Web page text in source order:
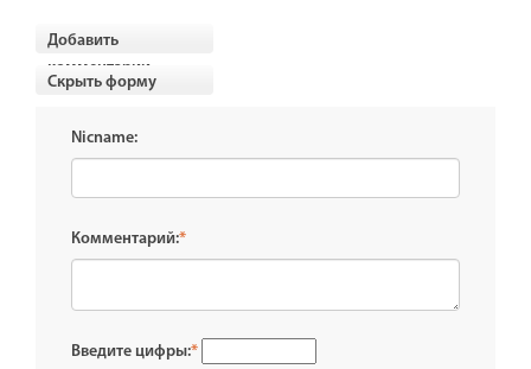
Добавить
комментарии
Скрыть форму
Nicname:
Комментарий:*
Введите цифры:*